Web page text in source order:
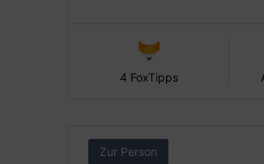
4 FoxTipps
Zur Person